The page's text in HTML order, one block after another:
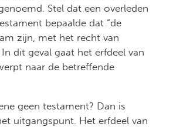
Stel dat een overleden
bepaalde dat “de
zijn, met het recht van
In dit geval gaat het erfdeel van
naar de betreffende
geen testament? Dan is
uitgangspunt. Het erfdeel van